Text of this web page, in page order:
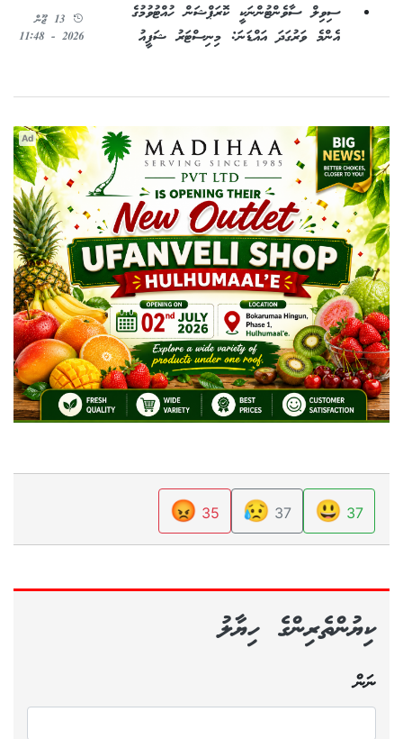
ސިވިލް ސާވެންޓުންނަކީ ކޮރަޕްޝަން ހުއްޓުވުމުގެ
އެންމެ ވަރުގަދަ އައްޑަނަ: މިނިސްޓަރު ޝަފީއު
13 ޖޫން
2026 - 11:48
Ad
37
😃
37
😥
35
😡
ކިޔުންތެރިންގެ ހިޔާލު
ނަން